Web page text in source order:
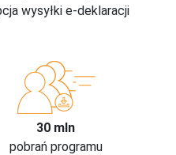
wysyłki e-deklaracji
30 mln
pobrań programu